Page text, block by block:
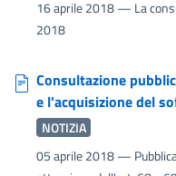
16 aprile 2018— La
2018
Consultazione
e l'acquisizione del
NOTIZIA
05 aprile 2018—